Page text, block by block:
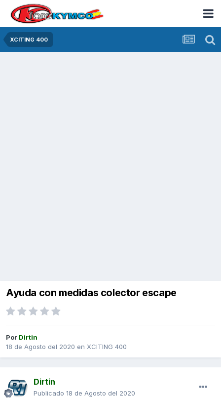
XCITING 400
Ayuda con medidas colector escape
Por Dirtin
18 de Agosto del 2020 en XCITING 400
Dirtin
Publicado 18 de Agosto del 2020